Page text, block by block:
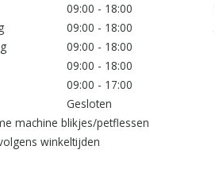
09:00 - 18:00
09:00 - 18:00
09:00 - 18:00
09:00 - 18:00
09:00 - 17:00
Gesloten
machine blikjes/petflessen
winkeltijden